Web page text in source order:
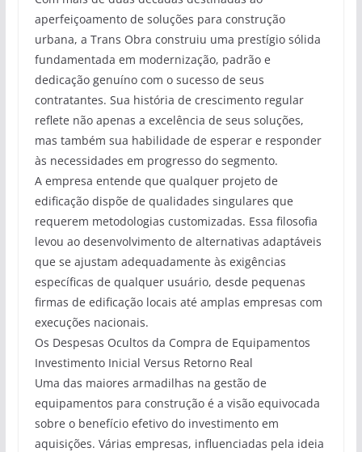
aperfeiçoamento de soluções para construção
urbana, a Trans Obra construiu uma prestígio sólida
fundamentada em modernização, padrão e
dedicação genuíno com o sucesso de seus
contratantes. Sua história de crescimento regular
reflete não apenas a excelência de seus soluções,
mas também sua habilidade de esperar e responder
às necessidades em progresso do segmento.
A empresa entende que qualquer projeto de
edificação dispõe de qualidades singulares que
requerem metodologias customizadas. Essa filosofia
levou ao desenvolvimento de alternativas adaptáveis
que se ajustam adequadamente às exigências
específicas de qualquer usuário, desde pequenas
firmas de edificação locais até amplas empresas com
execuções nacionais.
Os Despesas Ocultos da Compra de Equipamentos
Investimento Inicial Versus Retorno Real
Uma das maiores armadilhas na gestão de
equipamentos para construção é a visão equivocada
sobre o benefício efetivo do investimento em
aquisições. Várias empresas, influenciadas pela ideia